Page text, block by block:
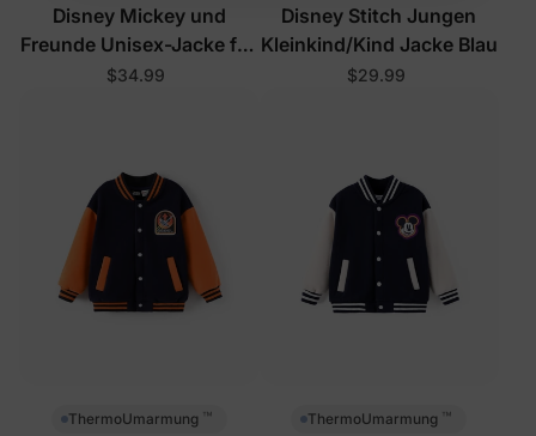
Disney Mickey und
Freunde Unisex-Jacke für
Kleinkinder/Kinder Grün
$34.99
Disney Stitch Jungen
Kleinkind/Kind Jacke Blau
$29.99
ThermoUmarmung ™ ThermoUmarmung ™
Datenschutzerklärungzu